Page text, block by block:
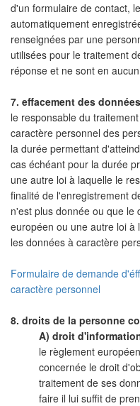
d'un formulaire de contact,
automatiquement
renseignées par une
utilisées pour le traitement
réponse et ne sont en
7. effacement des
le responsable du
caractère personnel des
la durée permettant
cas échéant pour la durée
une autre loi à laquelle le
finalité de l'enregistrement
n'est plus donnée ou que le
européen ou une autre loi à
les données à caractère
Formulaire de demande
caractère personnel
8. droits de la personne
A) droit
le règlement
concernée le droit
traitement de ses
faire il lui suffit de